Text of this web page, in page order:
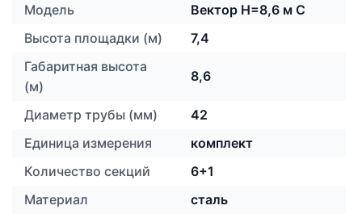
Модель
Вектор H=8,6 м С
Высота площадки (м)
7,4
Габаритная высота
(м)
8,6
Диаметр трубы (мм)
42
Единица измерения
комплект
Количество секций
6+1
Материал
сталь